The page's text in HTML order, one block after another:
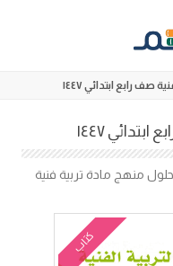
صف رابع ابتدائي ١٤٤٧
١٤٤٧
التربية الفنية صف رابع ابتدائي ١٤٤٧ ، حلول منهج مادة تربية فنية
كتاب